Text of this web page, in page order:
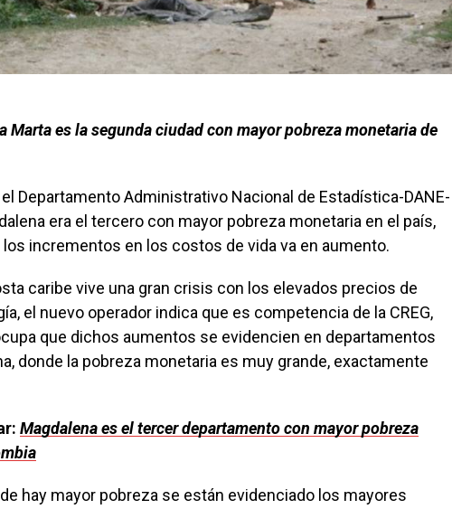
Marta es la segunda ciudad con mayor pobreza monetaria de
Departamento Administrativo Nacional de Estadística-DANE-
era el tercero con mayor pobreza monetaria en el país,
incrementos en los costos de vida va en aumento.
caribe vive una gran crisis con los elevados precios de
el nuevo operador indica que es competencia de la CREG,
que dichos aumentos se evidencien en departamentos
donde la pobreza monetaria es muy grande, exactamente
Magdalena es el tercer departamento con mayor pobreza
hay mayor pobreza se están evidenciado los mayores